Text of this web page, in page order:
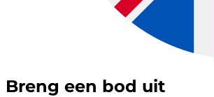
Breng een bod uit